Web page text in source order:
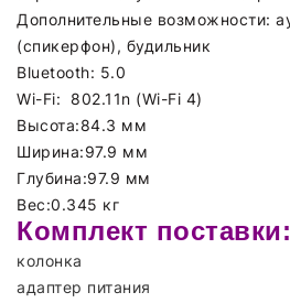
Дополнительные возможности:
(спикерфон), будильник
Bluetooth: 5.0
Wi-Fi: 802.11n (Wi-Fi 4)
Высота:84.3 мм
Ширина:97.9 мм
Глубина:97.9 мм
Вес:0.345 кг
Комплект поставки:
колонка
адаптер питания